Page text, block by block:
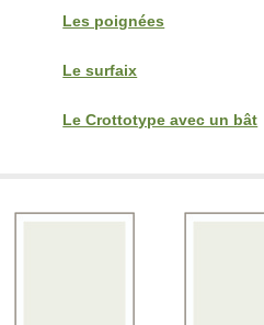
Les poignées
Le surfaix
Le Crottotype avec un bât